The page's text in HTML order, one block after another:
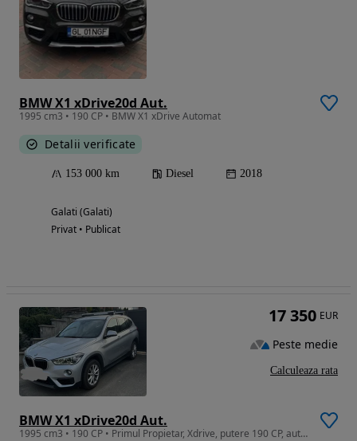
BMW X1 xDrive20d Aut.
1995 cm3 • 190 CP • BMW X1 xDrive Automat
Detalii verificate
153 000 km Diesel 2018
Galati (Galati)
Privat • Publicat
BMW X1 xDrive20d Aut.
1995 cm3 • 190 CP • Primul Propietar, Xdrive, putere 190 CP, automata.
17 350 EUR
Peste medie
Calculeaza rata